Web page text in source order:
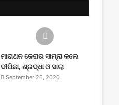
ମାରାଥନ ଜେରାର ସାମ୍ନା କଲେ
ଦୀପିକା, ଶ୍ରଦ୍ଧା ଓ ସାରା
September 26, 2020